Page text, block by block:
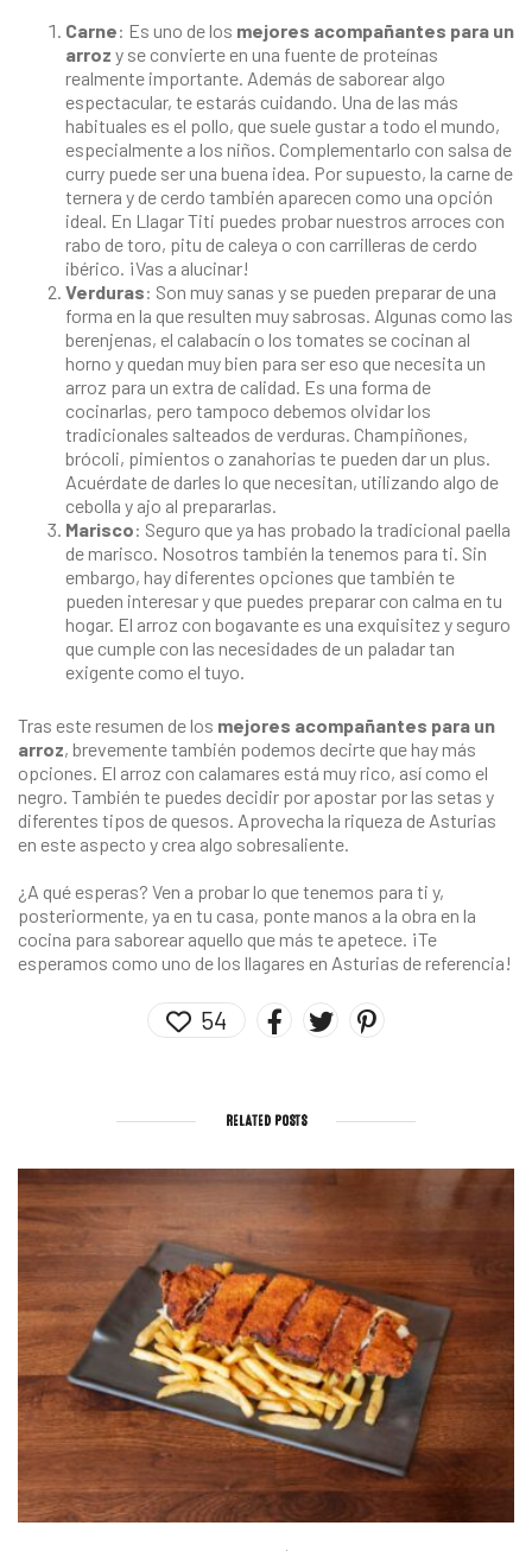
Carne: Es uno de los mejores acompañantes para un
arroz y se convierte en una fuente de proteínas
realmente importante. Además de saborear algo
espectacular, te estarás cuidando. Una de las más
habituales es el pollo, que suele gustar a todo el mundo,
especialmente a los niños. Complementarlo con salsa de
curry puede ser una buena idea. Por supuesto, la carne de
ternera y de cerdo también aparecen como una opción
ideal. En Llagar Titi puedes probar nuestros arroces con
rabo de toro, pitu de caleya o con carrilleras de cerdo
ibérico. ¡Vas a alucinar!
Verduras: Son muy sanas y se pueden preparar de una
forma en la que resulten muy sabrosas. Algunas como las
berenjenas, el calabacín o los tomates se cocinan al
horno y quedan muy bien para ser eso que necesita un
arroz para un extra de calidad. Es una forma de
cocinarlas, pero tampoco debemos olvidar los
tradicionales salteados de verduras. Champiñones,
brócoli, pimientos o zanahorias te pueden dar un plus.
Acuérdate de darles lo que necesitan, utilizando algo de
cebolla y ajo al prepararlas.
Marisco: Seguro que ya has probado la tradicional paella
de marisco. Nosotros también la tenemos para ti. Sin
embargo, hay diferentes opciones que también te
pueden interesar y que puedes preparar con calma en tu
hogar. El arroz con bogavante es una exquisitez y seguro
que cumple con las necesidades de un paladar tan
exigente como el tuyo.
Tras este resumen de los mejores acompañantes para un
arroz, brevemente también podemos decirte que hay más
opciones. El arroz con calamares está muy rico, así como el
negro. También te puedes decidir por apostar por las setas y
diferentes tipos de quesos. Aprovecha la riqueza de Asturias
en este aspecto y crea algo sobresaliente.
¿A qué esperas? Ven a probar lo que tenemos para ti y,
posteriormente, ya en tu casa, ponte manos a la obra en la
cocina para saborear aquello que más te apetece. ¡Te
esperamos como uno de los llagares en Asturias de referencia!
54
RELATED POSTS